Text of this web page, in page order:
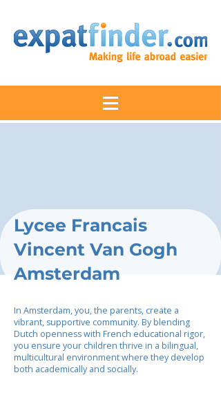
Lycee Francais
Vincent Van Gogh
Amsterdam
In Amsterdam, you, the parents, create a
vibrant, supportive community. By blending
Dutch openness with French educational rigor,
you ensure your children thrive in a bilingual,
multicultural environment where they develop
both academically and socially.